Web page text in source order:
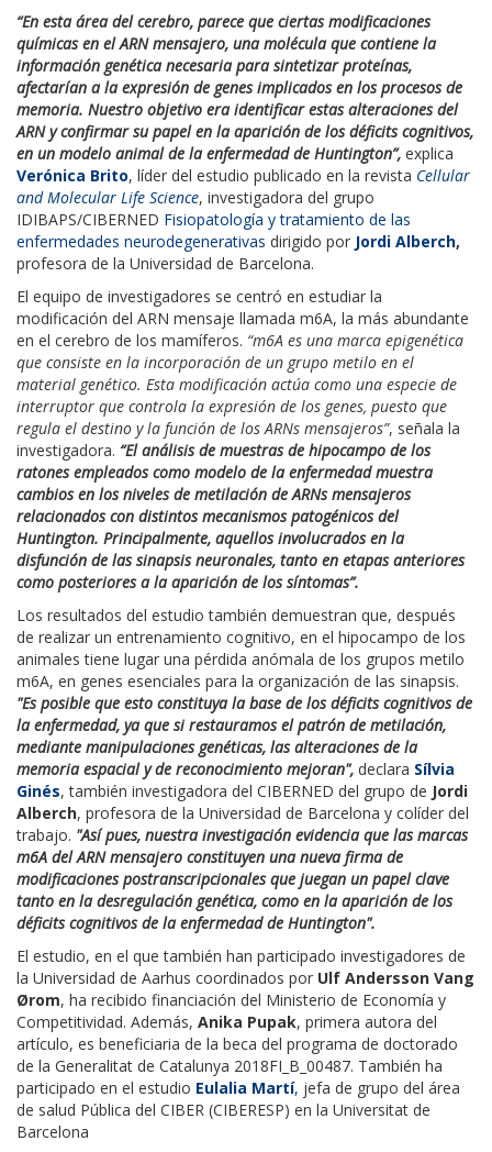
“En esta área del cerebro, parece que ciertas modificaciones
químicas en el ARN mensajero, una molécula que contiene la
información genética necesaria para sintetizar proteínas,
afectarían a la expresión de genes implicados en los procesos de
memoria. Nuestro objetivo era identificar estas alteraciones del
ARN y confirmar su papel en la aparición de los déficits cognitivos,
en un modelo animal de la enfermedad de Huntington”, explica
Verónica Brito, líder del estudio publicado en la revista Cellular
and Molecular Life Science, investigadora del grupo
IDIBAPS/CIBERNED Fisiopatología y tratamiento de las
enfermedades neurodegenerativas dirigido por Jordi Alberch,
profesora de la Universidad de Barcelona.
El equipo de investigadores se centró en estudiar la
modificación del ARN mensaje llamada m6A, la más abundante
en el cerebro de los mamíferos. “m6A es una marca epigenética
que consiste en la incorporación de un grupo metilo en el
material genético. Esta modificación actúa como una especie de
interruptor que controla la expresión de los genes, puesto que
regula el destino y la función de los ARNs mensajeros”, señala la
investigadora. “El análisis de muestras de hipocampo de los
ratones empleados como modelo de la enfermedad muestra
cambios en los niveles de metilación de ARNs mensajeros
relacionados con distintos mecanismos patogénicos del
Huntington. Principalmente, aquellos involucrados en la
disfunción de las sinapsis neuronales, tanto en etapas anteriores
como posteriores a la aparición de los síntomas”.
Los resultados del estudio también demuestran que, después
de realizar un entrenamiento cognitivo, en el hipocampo de los
animales tiene lugar una pérdida anómala de los grupos metilo
m6A, en genes esenciales para la organización de las sinapsis.
"Es posible que esto constituya la base de los déficits cognitivos de
la enfermedad, ya que si restauramos el patrón de metilación,
mediante manipulaciones genéticas, las alteraciones de la
memoria espacial y de reconocimiento mejoran", declara Sílvia
Ginés, también investigadora del CIBERNED del grupo de Jordi
Alberch, profesora de la Universidad de Barcelona y colíder del
trabajo. "Así pues, nuestra investigación evidencia que las marcas
m6A del ARN mensajero constituyen una nueva firma de
modificaciones postranscripcionales que juegan un papel clave
tanto en la desregulación genética, como en la aparición de los
déficits cognitivos de la enfermedad de Huntington".
El estudio, en el que también han participado investigadores de
la Universidad de Aarhus coordinados por Ulf Andersson Vang
Ørom, ha recibido financiación del Ministerio de Economía y
Competitividad. Además, Anika Pupak, primera autora del
artículo, es beneficiaria de la beca del programa de doctorado
de la Generalitat de Catalunya 2018FI_B_00487. También ha
participado en el estudio Eulalia Martí, jefa de grupo del área
de salud Pública del CIBER (CIBERESP) en la Universitat de
Barcelona